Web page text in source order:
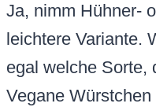
Ja, nimm Hühner-
leichtere Variante.
egal welche Sorte,
Vegane